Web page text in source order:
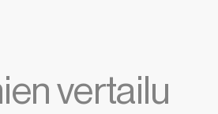
vertailu